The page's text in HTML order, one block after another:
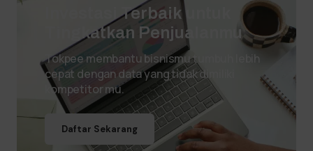
Investasi Terbaik untuk
Tingkatkan Penjualanmu
Tokpee membantu bisnismu tumbuh lebih
cepat dengan data yang tidak dimiliki
kompetitor mu.
Daftar Sekarang